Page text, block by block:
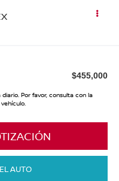
$455,000
Por favor, consulta con la
AUTO